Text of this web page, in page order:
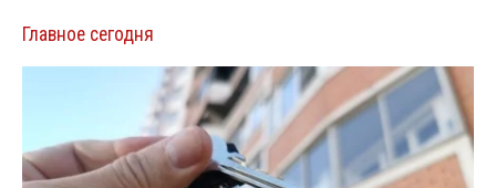
Главное сегодня